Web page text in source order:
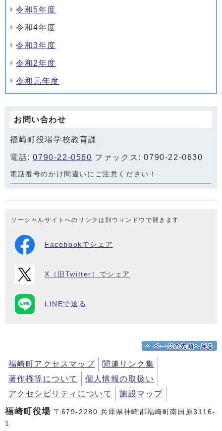
令和5年度
令和4年度
令和3年度
令和2年度
令和元年度
お問い合わせ
福崎町役場学校教育課
電話:0790-22-0560 ファックス: 0790-22-0630
電話番号のかけ間違いにご注意ください！
ソーシャルサイトへのリンクは別ウィンドウで開きます
Facebookでシェア
X（旧Twitter）でシェア
LINEで送る
ページの先頭へ戻る
福崎町アクセスマップ
関連リンク集
著作権等について
個人情報の取扱い
アクセシビリティについて
施設マップ
福崎町役場 〒679-2280 兵庫県神崎郡福崎町南田原3116-
1